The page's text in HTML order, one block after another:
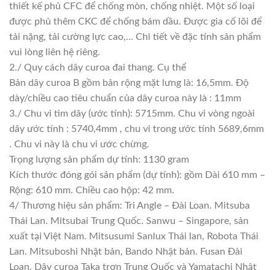
thiết kế phủ CFC để chống mòn, chống nhiệt. Một số loại
được phủ thêm CKC để chống bám dầu. Được gia cố lõi để
tải nặng, tải cường lực cao,… Chi tiết về đặc tính sản phẩm
vui lòng liên hệ riêng.
2./ Quy cách dây curoa đai thang. Cụ thể
Bản dây curoa B gồm bản rộng mặt lưng là: 16,5mm. Độ
dày/chiều cao tiêu chuẩn của dây curoa này là : 11mm
3./ Chu vi tim dây (ước tính): 5715mm. Chu vi vòng ngoài
dây ước tính : 5740,4mm , chu vi trong ước tính 5689,6mm
. Chu vi này là chu vi ước chừng.
Trọng lượng sản phẩm dự tính: 1130 gram
Kích thước đóng gói sản phẩm (dự tính): gồm Dài 610 mm –
Rộng: 610 mm. Chiều cao hộp: 42 mm.
4/ Thương hiệu sản phẩm: Tri Angle – Đài Loan. Mitsuba
Thái Lan. Mitsubai Trung Quốc. Sanwu – Singapore, sản
xuất tại Việt Nam. Mitsusumi Sanlux Thái lan, Robota Thái
Lan. Mitsuboshi Nhật bản, Bando Nhật bản. Fusan Đài
Loan. Dây curoa Taka trơn Trung Quốc và Yamatachi Nhật